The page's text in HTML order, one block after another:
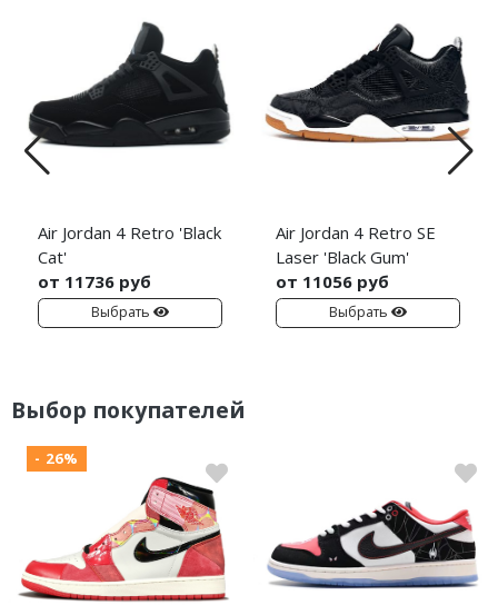
Air Jordan 4 Retro 'Black
Cat'
от 11736 руб
Выбрать
Air Jordan 4 Retro SE
Laser 'Black Gum'
от 11056 руб
Выбрать
Выбор покупателей
- 26%